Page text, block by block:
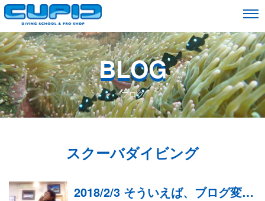
BLOG
ブログ
スクーバダイビング
2018/2/3 そういえば、ブログ変わりました！